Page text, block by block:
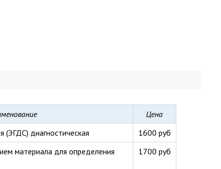
современная медицинская аппаратура; передовые
методы; комплексное обследование в кратчайшие
Цена
(ЭГДС) диагностическая
1600 руб
материала для определения
1700 руб